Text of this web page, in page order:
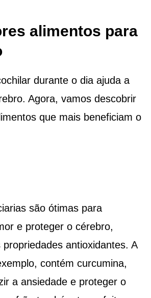
alimentos para
durante o dia ajuda a
Agora, vamos descobrir
que mais beneficiam o
são ótimas para
e proteger o cérebro,
antioxidantes. A
contém curcumina,
a ansiedade e proteger o